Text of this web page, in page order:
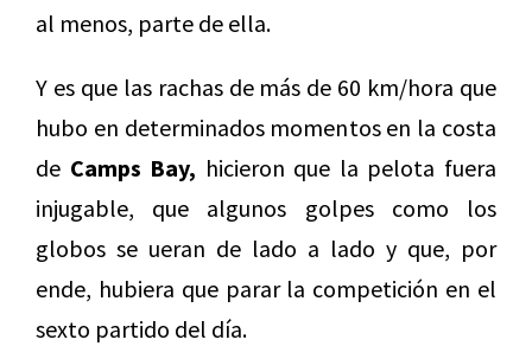
al menos, parte de ella.
Y es que las rachas de más de 60 km/hora que
hubo en determinados momentos en la costa
de Camps Bay, hicieron que la pelota fuera
injugable, que algunos golpes como los
globos se ueran de lado a lado y que, por
ende, hubiera que parar la competición en el
sexto partido del día.